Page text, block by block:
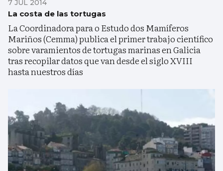
7 JUL 2014
La costa de las tortugas
La Coordinadora para o Estudo dos Mamíferos
Mariños (Cemma) publica el primer trabajo científico
sobre varamientos de tortugas marinas en Galicia
tras recopilar datos que van desde el siglo XVIII
hasta nuestros días